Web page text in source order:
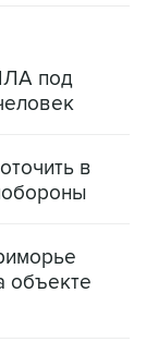
под
в
объекте